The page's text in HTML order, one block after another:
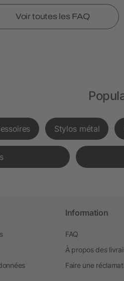
Voir toutes les FAQ
Stylos métal
Information
FAQ
À propos des
Faire une